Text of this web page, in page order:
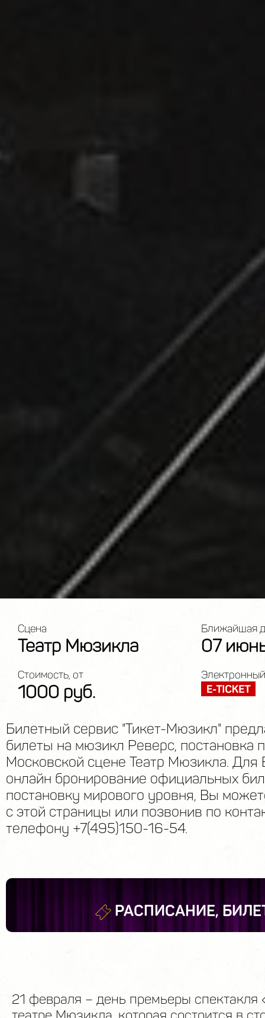
Сцена
Театр Мюзикла
Ближайшая
07
Стоимость, от
1000 руб.
Билетный сервис "Тикет-Мюзикл"
билеты на мюзикл Реверс, постановка
Московской сцене Театр Мюзикла. Для
онлайн бронирование официальных
постановку мирового уровня, Вы
с этой страницы или позвонив по
телефону +7(495)150-16-54.
РАСПИСАНИЕ,
21 февраля – день премьеры спектакля